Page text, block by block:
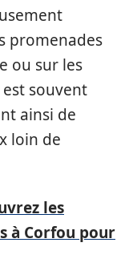
promenades
ou sur les
souvent
ainsi de
loin de
les
à Corfou pour